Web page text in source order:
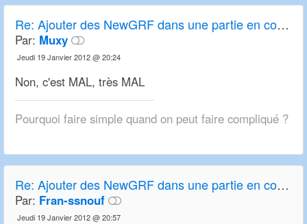
Re: Ajouter des NewGRF dans une partie en cours
Par: Muxy
Jeudi 19 Janvier 2012 @ 20:24
Non, c'est MAL, très MAL
Pourquoi faire simple quand on peut faire compliqué ?
Re: Ajouter des NewGRF dans une partie en cours
Par: Fran-ssnouf
Jeudi 19 Janvier 2012 @ 20:57